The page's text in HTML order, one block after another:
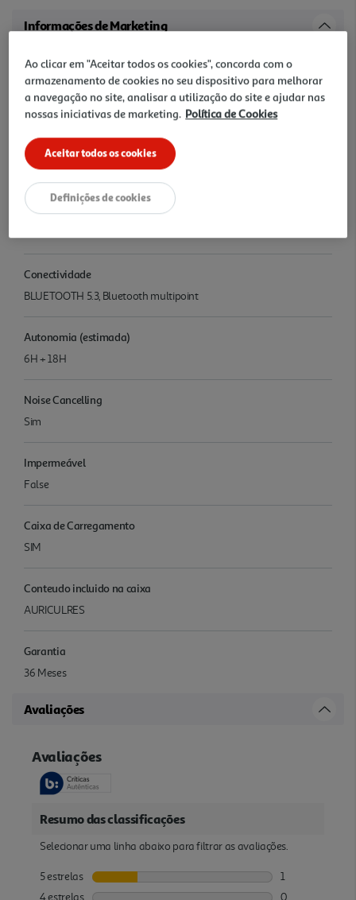
Informações de Marketing
AURICULARES TWS IN EAR QILIVE BRANCO Q1421
Características
SAS OIA, 200, rue de la Recherche, Le Colibri BP 169, 59650
Villeneuve d'Ascq, France www.auchanretail.com/contact
Tipo
Conectividade
BLUETOOTH 5.3, Bluetooth multipoint
Autonomia (estimada)
6H + 18H
Noise Cancelling
Sim
Impermeável
False
Caixa de Carregamento
SIM
Conteudo incluido na caixa
AURICULRES
Garantia
36 Meses
Avaliações
Ao clicar em "Aceitar todos os cookies", concorda com o
armazenamento de cookies no seu dispositivo para melhorar
a navegação no site, analisar a utilização do site e ajudar nas
nossas iniciativas de marketing. Política de Cookies
Aceitar todos os cookies
Definições de cookies